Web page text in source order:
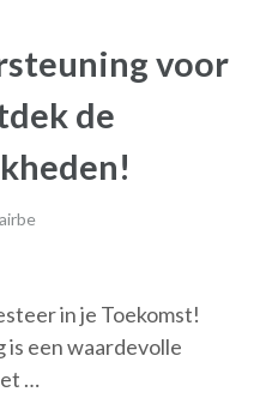
voor
de
in je Toekomst!
is een waardevolle
…